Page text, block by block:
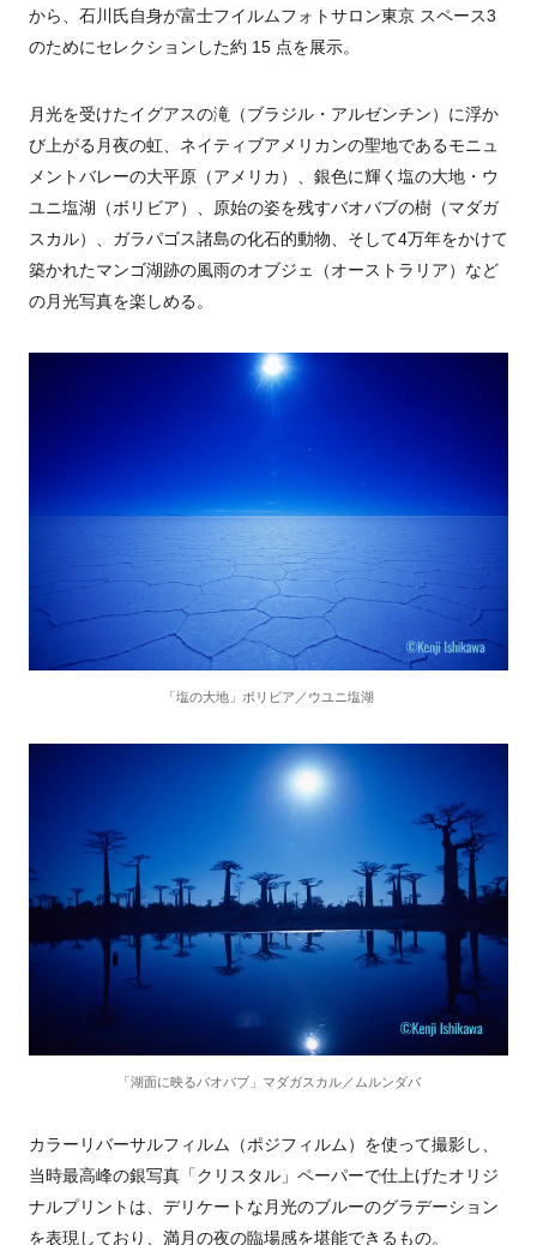
から、石川氏自身が富士フイルムフォトサロン東京 スペース3
のためにセレクションした約 15 点を展示。
月光を受けたイグアスの滝 （ブラジル・アルゼンチン） に浮か
び上がる月夜の虹、ネイティブアメリカンの聖地であるモニュ
メントバレーの大平原 （アメリカ ）
、銀色に輝く塩の大地・ウ
ユニ塩湖 （ボリビア） 、原始の姿を残すバオバブの樹 （マダガ
スカル） 、ガラパゴス諸島の化石的動物、そして4万年をかけて
築かれたマンゴ湖跡の風雨のオブジェ
（オーストラリア） など
の月光写真を楽しめる。
「塩の大地」ボリビア／ウユニ塩湖
「湖面に映るバオバブ」マダガスカル／ムルンダバ
カラーリバーサルフィルム（ポジフィルム）を使って撮影し、
当時最高峰の銀写真「クリスタル」ペーパーで仕上げたオリジ
ナルプリントは、デリケートな月光のブルーのグラデーション
を表現しており、満月の夜の臨場感を堪能できるもの。